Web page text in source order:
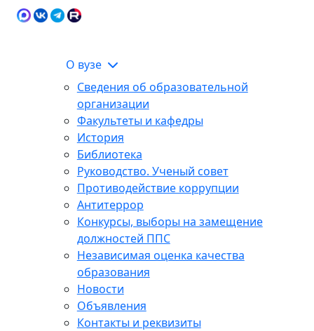
О вузе
Сведения об образовательной
организации
Факультеты и кафедры
История
Библиотека
Руководство. Ученый совет
Противодействие коррупции
Антитеррор
Конкурсы, выборы на замещение
должностей ППС
Независимая оценка качества
образования
Новости
Объявления
Контакты и реквизиты